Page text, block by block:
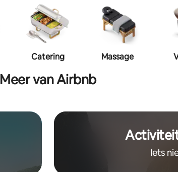
Catering Massage
Meer van Airbnb
Iets